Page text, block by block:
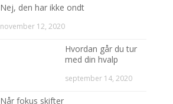
Nej, den har ikke ondt
november 12, 2020
Hvordan går du tur
med din hvalp
september 14, 2020
Når fokus skifter